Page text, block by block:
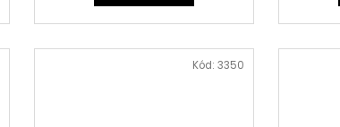
Kód: 3350